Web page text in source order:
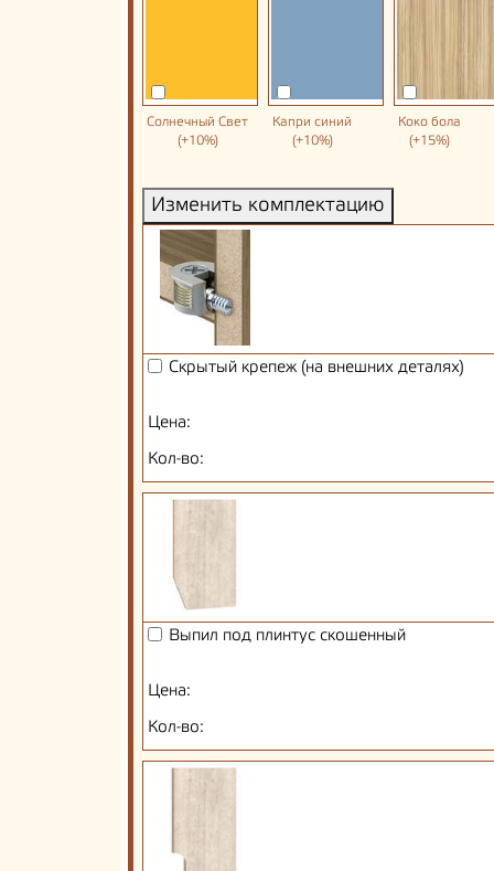
Солнечный Свет
(+10%)
Капри синий
(+10%)
Коко бола
(+15%)
Изменить комплектацию
Скрытый крепеж (на внешних деталях)
Цена:
Кол-во:
Выпил под плинтус скошенный
Цена:
Кол-во: